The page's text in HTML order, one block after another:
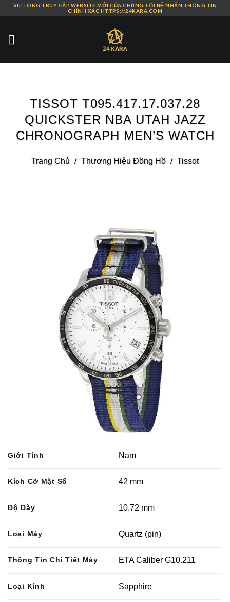
Skip
content
VUI LÒNG TRUY CẬP WEBSITE MỚI CỦA CHÚNG TÔI ĐỂ NHẬN THÔNG TIN
CHÍNH XÁC HTTPS://24KARA.COM
TISSOT T095.417.17.037.28
QUICKSTER NBA UTAH JAZZ
CHRONOGRAPH MEN’S WATCH
Trang Chủ / Thương Hiệu Đồng Hồ / Tissot
Giới Tính Nam
Kích Cỡ Mặt Số 42 mm
Độ Dày 10.72 mm
Loại Máy Quartz (pin)
Thông Tin Chi Tiết Máy ETA Caliber G10.211
Loại Kính Sapphire